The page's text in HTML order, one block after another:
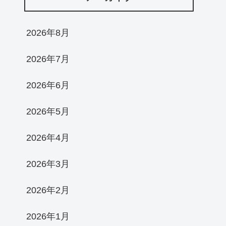
2026年8月
2026年7月
2026年6月
2026年5月
2026年4月
2026年3月
2026年2月
2026年1月